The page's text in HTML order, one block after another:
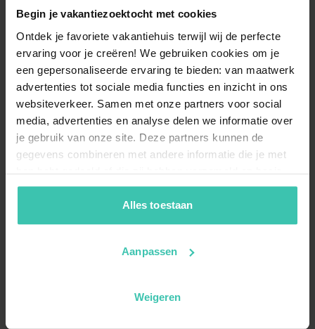
Begin je vakantiezoektocht met cookies
Ontdek je favoriete vakantiehuis terwijl wij de perfecte
ervaring voor je creëren! We gebruiken cookies om je
een gepersonaliseerde ervaring te bieden: van maatwerk
advertenties tot sociale media functies en inzicht in ons
websiteverkeer. Samen met onze partners voor social
media, advertenties en analyse delen we informatie over
je gebruik van onze site. Deze partners kunnen de
gegevens combineren met andere informatie die je met
hen hebt gedeeld of die zij hebben verzameld op basis
van je gebruik van hun diensten. Zo zorgen we ervoor dat
jouw vakantiezoektocht soepel en op maat verloopt!
Alles toestaan
Aanpassen
Weigeren